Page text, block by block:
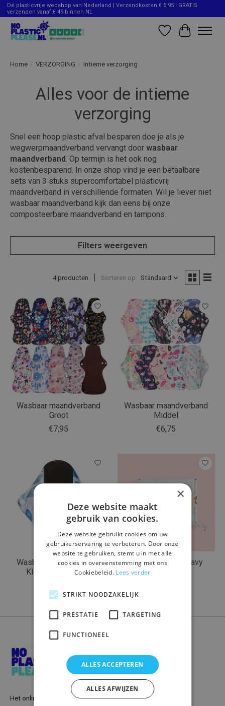
Dé plasticvrije webshop van Nederland | Verzendkosten € 5,95 | GRATIS
verzenden vanaf € 49 binnen NL
Verlanglijst
Home / VERZORGING / Intieme verzorging
Alles voor de intieme
verzorging
Snel een hoop plastic afval besparen doe je als je
wegwerpmaandverband vervangt door wasbaar
maandverband . Op termijn is het ook nog
kostenbesparend. In onze shop vind je een betaalbare
sets van 3 stuks supercomfortabel plasticvrij
maandverband in verschillende formaten. Wil je liever niet
wasbaar maandverband kijk dan eens bij onze
composteerbare maandverband en tampons.
Filters weergeven
4 producten Sorteren op Standaard
Wasbaar maandverband
Groot
€7,95
Wasbaar maandverband
Middel
€6,75
Wasbaar maandverband
Klein (inlegkruisje)
Nalú Tampons Heavy
Het online warenhuis voor een plasticvrij leven
×
Deze website maakt
gebruik van cookies.
Deze website gebruikt cookies om uw
gebruikerservaring te verbeteren. Door onze
website te gebruiken, stemt u in met alle
cookies in overeenstemming met ons
Cookiebeleid. Lees verder
STRIKT NOODZAKELIJK
PRESTATIE TARGETING
FUNCTIONEEL
ALLES ACCEPTEREN
ALLES AFWIJZEN